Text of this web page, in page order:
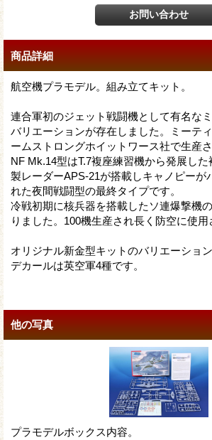
商品詳細
航空機プラモデル。組み立てキット。
連合軍初のジェット戦闘機として有名な
バリエーションが存在しました。ミーテ
ームストロングホイットワース社で生産さ
NF Mk.14型はT.7複座練習機から発展し
製レーダーAPS-21が搭載しキャノピーが
れた夜間戦闘型の最終タイプです。
冷戦初期に核兵器を搭載したソ連爆撃機
りました。100機生産され長く防空に使用
オリジナル新金型キットのバリエーション
デカールは英空軍4種です。
他の写真
プラモデルボックス内容。